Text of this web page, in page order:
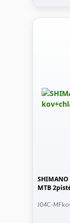
MTB
J04C-